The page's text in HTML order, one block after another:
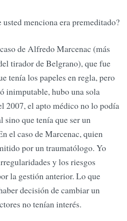
usted menciona era premeditado?
de Alfredo Marcenac (más
tirador de Belgrano), que fue
tenía los papeles en regla, pero
inimputable, hubo una sola
2007, el apto médico no lo podía
que tenía que ser un
el caso de Marcenac, quien
por un traumatólogo. Yo
y los riesgos
la gestión anterior. Lo que
decisión de cambiar un
no tenían interés.